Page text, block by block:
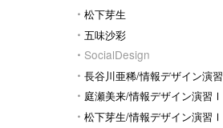
松下芽生
五味沙彩
SocialDesign
長谷川亜稀/情報デザイン演習
Ⅰ 庭瀬美来/情報デザイン演習Ⅰ
松下芽生/情報デザイン演習Ⅰ